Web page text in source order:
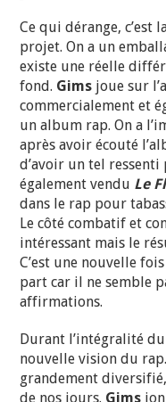
Ce qui dérange,
projet. On a un
existe une réelle
fond. Gims joue sur
commercialement et
un album rap. On a
après avoir écouté
d’avoir un tel
également vendu Le
dans le rap pour
Le côté combatif et
intéressant mais le
C’est une nouvelle
part car il ne semble
affirmations.
Durant l’intégralité
nouvelle vision du
grandement
de nos jours. Gims